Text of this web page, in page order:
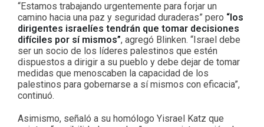
“Estamos trabajando urgentemente para forjar un
camino hacia una paz y seguridad duraderas” pero “los
dirigentes israelíes tendrán que tomar decisiones
difíciles por sí mismos”, agregó Blinken. “Israel debe
ser un socio de los líderes palestinos que estén
dispuestos a dirigir a su pueblo y debe dejar de tomar
medidas que menoscaben la capacidad de los
palestinos para gobernarse a sí mismos con eficacia”,
continuó.
Asimismo, señaló a su homólogo Yisrael Katz que